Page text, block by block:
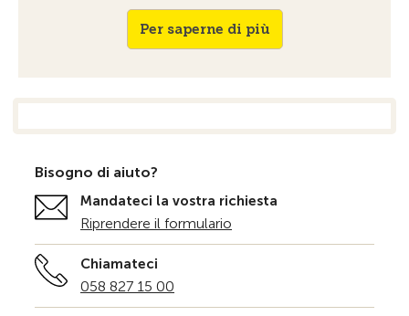
Per saperne di più
Bisogno di aiuto?
Mandateci la vostra richiesta
Riprendere il formulario
Chiamateci
058 827 15 00